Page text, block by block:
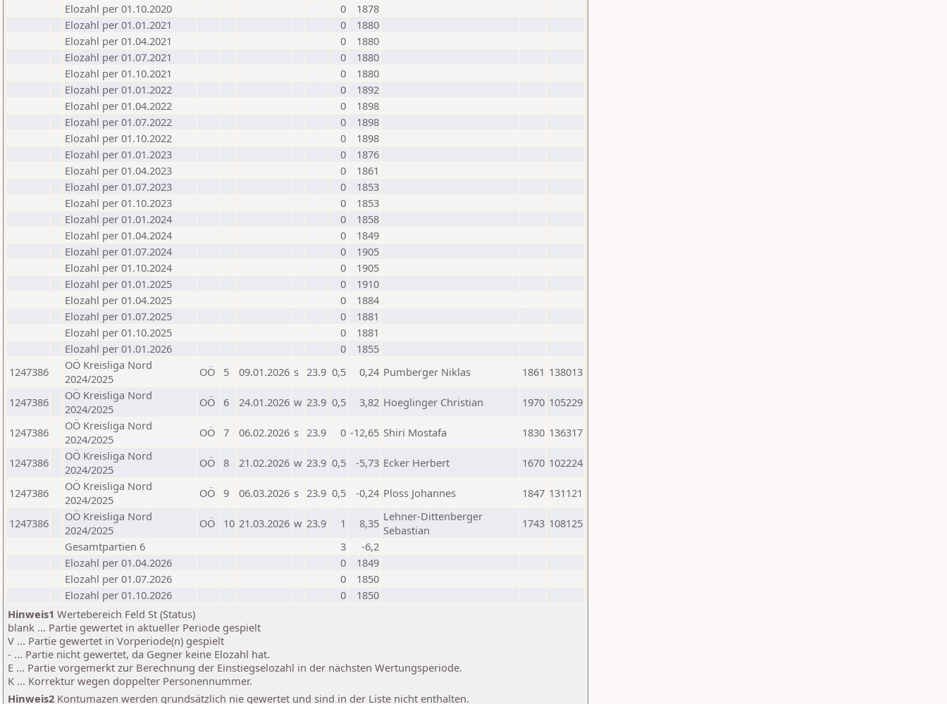
Elozahl per 01.10.2020
0
1878
Elozahl per 01.01.2021
0
1880
Elozahl per 01.04.2021
0
1880
Elozahl per 01.07.2021
0
1880
Elozahl per 01.10.2021
0
1880
Elozahl per 01.01.2022
0
1892
Elozahl per 01.04.2022
0
1898
Elozahl per 01.07.2022
0
1898
Elozahl per 01.10.2022
0
1898
Elozahl per 01.01.2023
0
1876
Elozahl per 01.04.2023
0
1861
Elozahl per 01.07.2023
0
1853
Elozahl per 01.10.2023
0
1853
Elozahl per 01.01.2024
0
1858
Elozahl per 01.04.2024
0
1849
Elozahl per 01.07.2024
0
1905
Elozahl per 01.10.2024
0
1905
Elozahl per 01.01.2025
0
1910
Elozahl per 01.04.2025
0
1884
Elozahl per 01.07.2025
0
1881
Elozahl per 01.10.2025
0
1881
Elozahl per 01.01.2026
0
1855
1247386
OÖ Kreisliga Nord
2024/2025
OÖ 5 09.01.2026 s 23.9 0,5 0,24 Pumberger Niklas 1861 138013
1247386
OÖ Kreisliga Nord
2024/2025
OÖ 6 24.01.2026 w 23.9 0,5 3,82 Hoeglinger Christian 1970 105229
1247386
OÖ Kreisliga Nord
2024/2025
OÖ 7 06.02.2026 s 23.9 0 -12,65 Shiri Mostafa 1830 136317
1247386
OÖ Kreisliga Nord
2024/2025
OÖ 8 21.02.2026 w 23.9 0,5 -5,73 Ecker Herbert 1670 102224
1247386
OÖ Kreisliga Nord
2024/2025
OÖ 9 06.03.2026 s 23.9 0,5 -0,24 Ploss Johannes 1847 131121
1247386
OÖ Kreisliga Nord
2024/2025
OÖ 10 21.03.2026 w 23.9 1 8,35 Lehner-Dittenberger
Sebastian
1743 108125
Gesamtpartien 6
3
-6,2
Elozahl per 01.04.2026
0
1849
Elozahl per 01.07.2026
0
1850
Elozahl per 01.10.2026
0
1850
Hinweis1 Wertebereich Feld St (Status)
blank ... Partie gewertet in aktueller Periode gespielt
V ... Partie gewertet in Vorperiode(n) gespielt
- ... Partie nicht gewertet, da Gegner keine Elozahl hat.
E ... Partie vorgemerkt zur Berechnung der Einstiegselozahl in der nächsten Wertungsperiode.
K ... Korrektur wegen doppelter Personennummer.
Hinweis2 Kontumazen werden grundsätzlich nie gewertet und sind in der Liste nicht enthalten.